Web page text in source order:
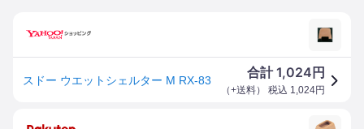
スドー ウエットシェルター M RX-83
合計1,024 円
（+送料） 税込 1,024円